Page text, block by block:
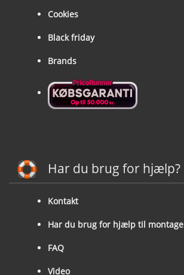
Cookies
Black friday
Brands
Har du brug for hjælp?
Kontakt
Har du brug for hjælp til montage
FAQ
Video